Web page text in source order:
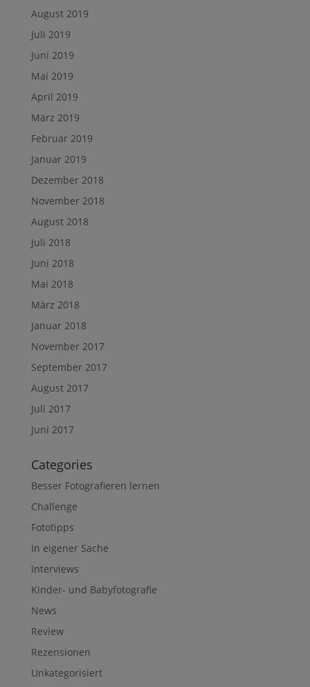
August 2019
Juli 2019
Juni 2019
Mai 2019
April 2019
März 2019
Februar 2019
Januar 2019
Dezember 2018
November 2018
August 2018
Juli 2018
Juni 2018
Mai 2018
März 2018
Januar 2018
November 2017
September 2017
August 2017
Juli 2017
Juni 2017
Categories
Besser Fotografieren lernen
Challenge
Fototipps
In eigener Sache
Interviews
Kinder- und Babyfotografie
News
Review
Rezensionen
Unkategorisiert